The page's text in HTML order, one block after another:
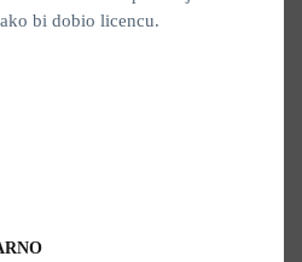
bi dobio licencu.